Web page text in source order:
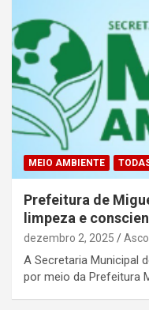
MEIO AMBIENTE
Prefeitura de
limpeza e
dezembro 2, 2025
A Secretaria Municipal
por meio da Prefeitura